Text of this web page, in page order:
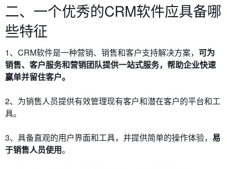
二、一个优秀的CRM软件应具备哪
些特征
1、CRM软件是一种营销、销售和客户支持解决方案， 可为
销售、客户服务和营销团队提供一站式服务，帮助企业快速
赢单并留住客户。
2、为销售人员提供有效管理现有客户和潜在客户的平台和工
具。
3、具备直观的用户界面和工具，并提供简单的操作体验， 易
于销售人员使用。